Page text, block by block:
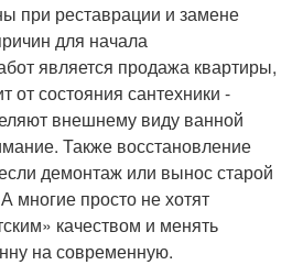
при реставрации и замене
для начала
является продажа квартиры,
от состояния сантехники -
внешнему виду ванной
Также восстановление
демонтаж или вынос старой
многие просто не хотят
качеством и менять
на современную.